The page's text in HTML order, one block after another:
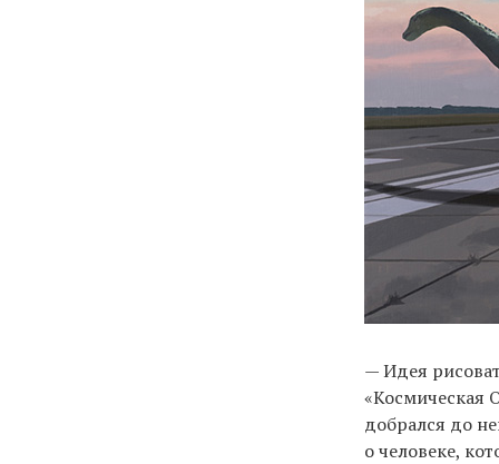
— Идея
«Космическая
добрался до
о человеке,